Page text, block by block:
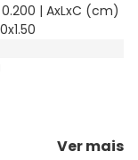
| AxLxC (cm)
Ver mais